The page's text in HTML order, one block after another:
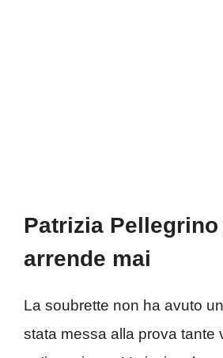
Patrizia
arrende mai
La soubrette non ha avuto
stata messa alla prova tante